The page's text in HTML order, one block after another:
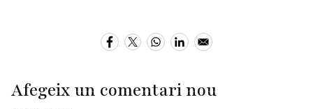
Afegeix un comentari nou